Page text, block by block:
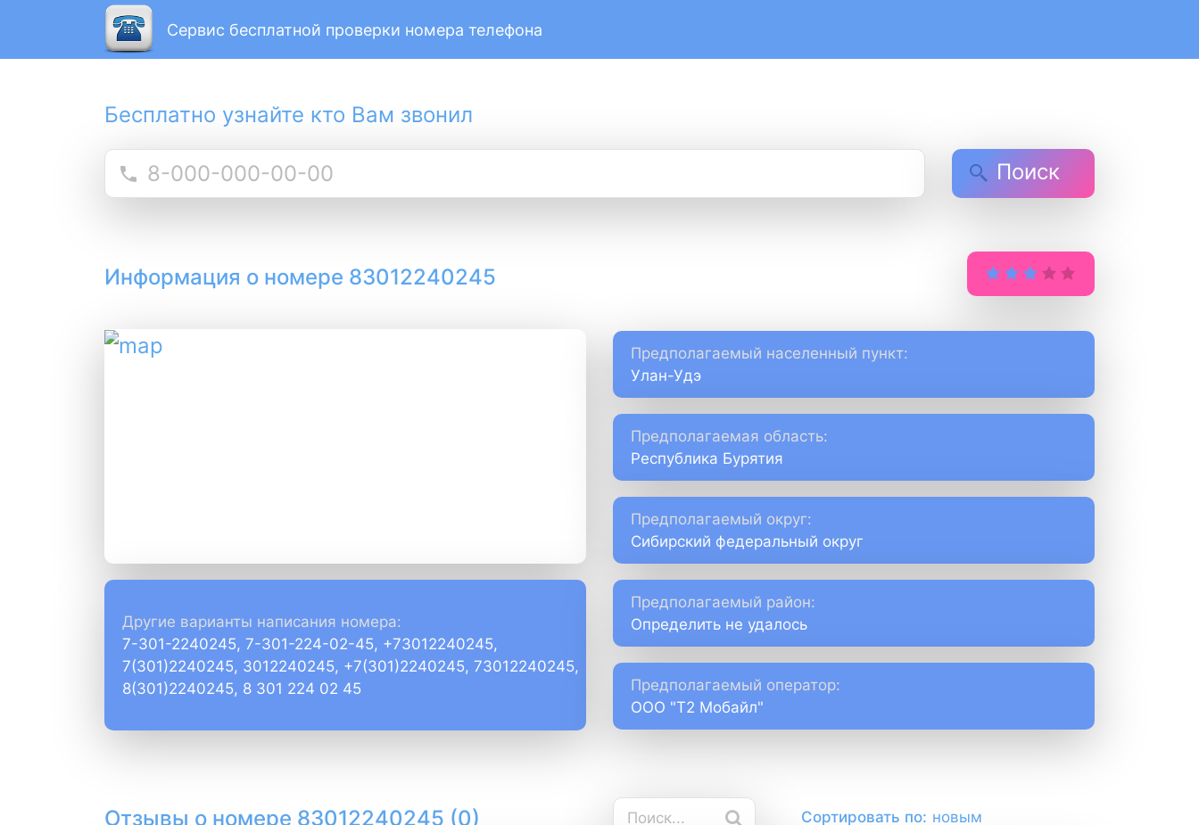
Сервис бесплатной проверки номера телефона
Бесплатно узнайте кто Вам звонил
Поиск
Информация о номере 83012240245
Предполагаемый населенный пункт:
Улан-Удэ
Предполагаемая область:
Республика Бурятия
Предполагаемый округ:
Сибирский федеральный округ
Другие варианты написания номера:
7-301-2240245, 7-301-224-02-45, +73012240245,
7(301)2240245, 3012240245, +7(301)2240245, 73012240245,
8(301)2240245, 8 301 224 02 45
Предполагаемый район:
Определить не удалось
Предполагаемый оператор:
ООО "Т2 Мобайл"
Отзывы о номере 83012240245 (0) Сортировать по: